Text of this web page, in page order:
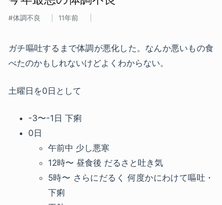
体調不良 11年前
ガチ嘔吐するまで体調が悪化した。なんか悪いもの食
べたのかもしれないけどよくわからない。
土曜日を0日として
-3〜-1日 下痢
0日
午前中 少し悪寒
12時〜 昼食後 だるさと吐き気
5時〜 さらにだるく 何度かにわけて嘔吐・
下痢